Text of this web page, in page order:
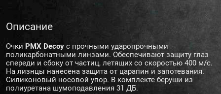
Описание
Очки PMX Decoy с прочными ударопрочными
поликарбонатными линзами. Обеспечивают защиту глаз
спереди и сбоку от частиц, летящих со скоростью 400 м/с.
На лизнцы нанесена защита от царапин и запотевания.
Силиконовый носовой упор. В комплекте беруши из
полиуретана шумоподавления 31 ДБ.